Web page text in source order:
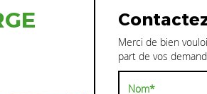
Merci de bien
part de vos